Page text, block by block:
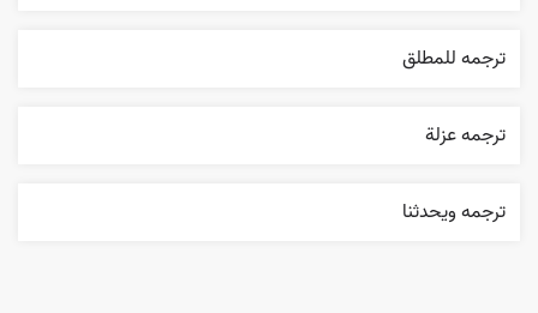
ترجمه للمطلق
ترجمه عزلة
ترجمه ويحدثنا